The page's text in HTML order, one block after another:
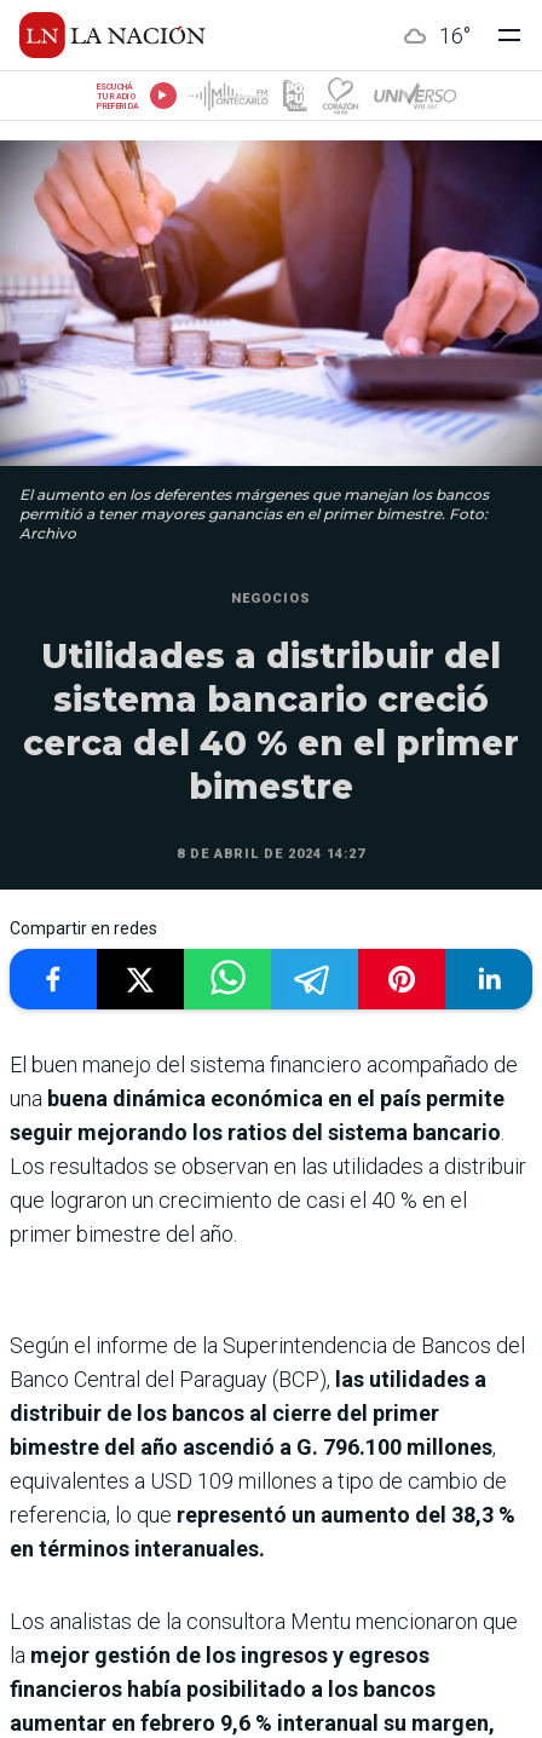
16°
ESCUCHÁ
TU RADIO
PREFERIDA
El aumento en los deferentes márgenes que manejan los bancos
permitió a tener mayores ganancias en el primer bimestre. Foto:
Archivo
NEGOCIOS
Utilidades a distribuir del
sistema bancario creció
cerca del 40 % en el primer
bimestre
8 DE ABRIL DE 2024 14:27
Compartir en redes
El buen manejo del sistema financiero acompañado de
una buena dinámica económica en el país permite
seguir mejorando los ratios del sistema bancario
Los resultados se observan en las utilidades a distribuir
que lograron un crecimiento de casi el 40 % en el
primer bimestre del año.
Según el informe de la Superintendencia de Bancos del
Banco Central del Paraguay (BCP), las utilidades a
distribuir de los bancos al cierre del primer
bimestre del año ascendió a G. 796.100 millones,
equivalentes a USD 109 millones a tipo de cambio de
referencia, lo que representó un aumento del 38,3 %
en términos interanuales.
Los analistas de la consultora Mentu mencionaron que
la mejor gestión de los ingresos y egresos
financieros había posibilitado a los bancos
aumentar en febrero 9,6 % interanual su margen,